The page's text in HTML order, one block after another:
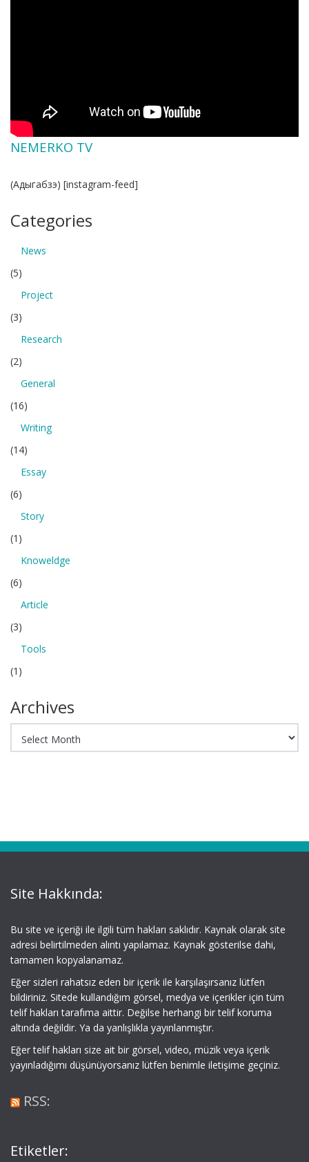
NEMERKO TV
(Адыгабзэ) [instagram-feed]
Categories
News
(5)
Project
(3)
Research
(2)
General
(16)
Writing
(14)
Essay
(6)
Story
(1)
Knoweldge
(6)
Article
(3)
Tools
(1)
Archives
Site Hakkında:
Bu site ve içeriği ile ilgili tüm hakları saklıdır. Kaynak olarak site
adresi belirtilmeden alıntı yapılamaz. Kaynak gösterilse dahi,
tamamen kopyalanamaz.
Eğer sizleri rahatsız eden bir içerik ile karşılaşırsanız lütfen
bildiriniz. Sitede kullandığım görsel, medya ve içerikler için tüm
telif hakları tarafıma aittir. Değilse herhangi bir telif koruma
altında değildir. Ya da yanlışlıkla yayınlanmıştır.
Eğer telif hakları size ait bir görsel, video, müzik veya içerik
yayınladığımı düşünüyorsanız lütfen benimle iletişime geçiniz.
RSS:
Etiketler: